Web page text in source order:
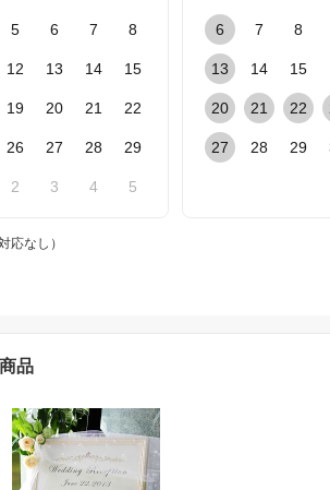
5 6 7 8
12 13 14 15
19 20 21 22
26 27 28 29
2 3 4 5
6 7 8
13 14 15
20 21 22
27 28 29
応なし）
品